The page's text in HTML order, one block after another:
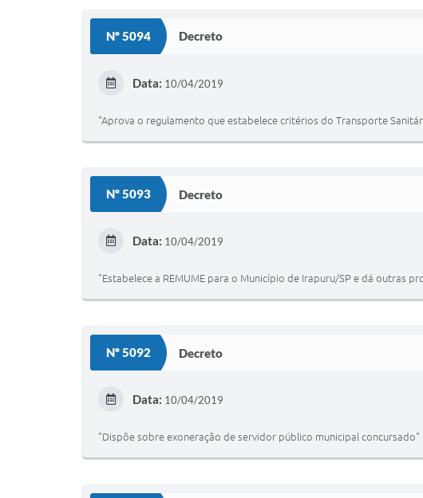
Nº 5094 Decreto
Data: 10/04/2019
"Aprova o regulamento que estabelece critérios do Transporte
Nº 5093 Decreto
Data: 10/04/2019
"Estabelece a REMUME para o Município de Irapuru/SP e dá outras
Nº 5092 Decreto
Data: 10/04/2019
"Dispõe sobre exoneração de servidor público municipal concursado"